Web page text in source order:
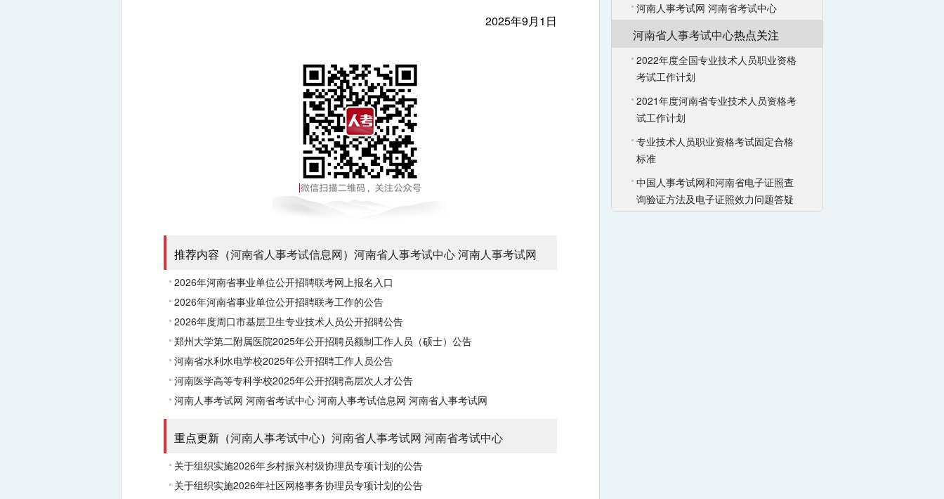
2025年9月1日
推荐内容（河南省人事考试信息网） 河南省人事考试中心河南人事考试网
2026年河南省事业单位公开招聘联考网上报名入口
2026年河南省事业单位公开招聘联考工作的公告
2026年度周口市基层卫生专业技术人员公开招聘公告
郑州大学第二附属医院2025年公开招聘员额制工作人员（硕士）公告
河南省水利水电学校2025年公开招聘工作人员公告
河南医学高等专科学校2025年公开招聘高层次人才公告
河南人事考试网 河南省考试中心 河南人事考试信息网 河南省人事考试网
重点更新（河南人事考试中心） 河南省人事考试网 河南省考试中心
关于组织实施2026年乡村振兴村级协理员专项计划的公告
关于组织实施2026年社区网格事务协理员专项计划的公告
河南人事考试网 河南省考试中心
河南省人事考试中心热点关注
2022年度全国专业技术人员职业资格
考试工作计划
2021年度河南省专业技术人员资格考
试工作计划
专业技术人员职业资格考试固定合格
标准
中国人事考试网和河南省电子证照查
询验证方法及电子证照效力问题答疑